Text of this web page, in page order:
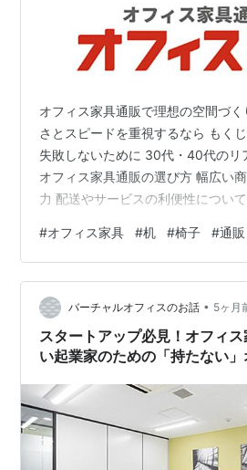
オフィス家具通販で理想の空間づ
さとスピードを重視するなら もく
失敗しないために 30代・40代のリ
オフィス家具通販の選び方 幅広い
力 配送やサービスの利便性につい
具選びで失敗しないために オフィ
や業務効率に影響すると言われて
や椅子などの家具選びは単なる「
職場づくりの重要な要素です。 と
ありませんか？ 種類が多すぎて何
ない コストを抑えたいけ…
#オフィス家具 #机 #椅子 #通販
バーチャルオフィスのお話 • 5ヶ月
スタートアップ必見！オフィ
い起業家のための「持たない